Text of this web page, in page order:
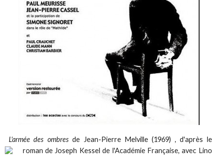
L'armée des ombresde Jean-Pierre Melville (1969) , d'après le
roman de Joseph Kessel de l'Académie Française,avec Lino